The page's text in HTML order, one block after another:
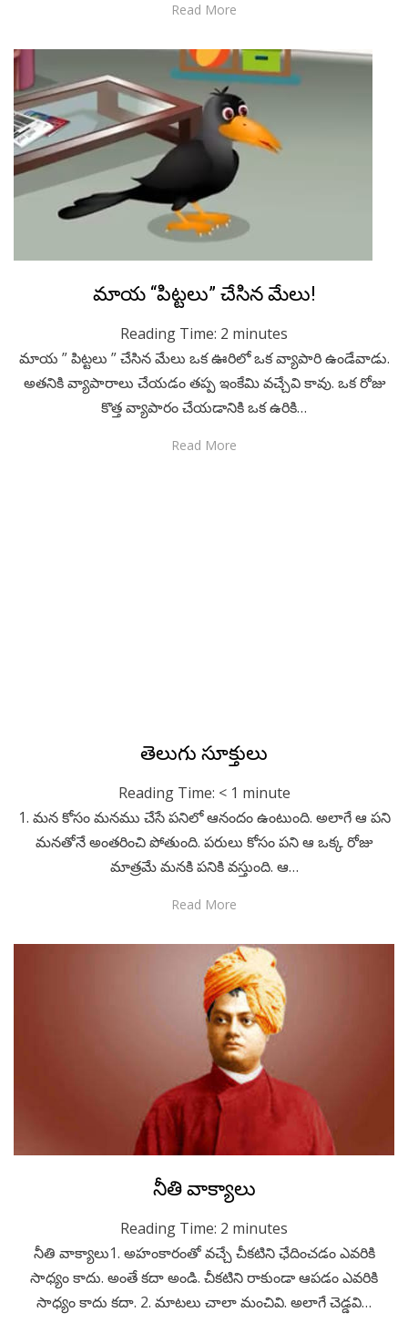
Read More
Posted
on
July 23, 2020
Telugu
మాయ “పిట్టలు” చేసిన మేలు!
Reading Time: 2 minutes
మాయ ” పిట్టలు ” చేసిన మేలు ఒక ఊరిలో ఒక వ్యాపారి ఉండేవాడు.
అతనికి వ్యాపారాలు చేయడం తప్ప ఇంకేమి వచ్చేవి కావు. ఒక రోజు
కొత్త వ్యాపారం చేయడానికి ఒక ఉరికి…
Read More
Posted
on
July 14, 2020
Telugu
నీతి వాక్యాలు
Reading Time:2minutes
నీతి వాక్యాలు1. అహంకారంతో వచ్చే చీకటిని ఛేదించడం ఎవరికి
సాధ్యం కాదు. అంతే కదా అండి. చీకటిని రాకుండా ఆపడం ఎవరికి
సాధ్యం కాదు కదా. 2. మాటలు చాలా మంచివి. అలాగే చెడ్డవి…
Read More
Posted
on
July 10, 2020
Telugu
Reading Time:2 minutes
మన జీవితం ఆశ, అదృష్టానికి మధ్య తిరుగుతూ ఉంటుంది. మనము
ఆశ పడతాం. కానీ అదృష్టం కూడా ఉండాలి కదా. ఇంకా చెప్పాలి అంటే